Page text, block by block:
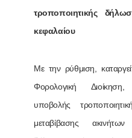
τροποποιητικής
κεφαλαίου
Με την ρύθμιση,
Φορολογική
υποβολής
μεταβίβασης